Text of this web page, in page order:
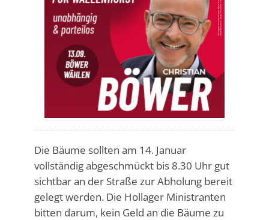
Die Bäume sollten am 14. Januar
vollständig abgeschmückt bis 8.30 Uhr gut
sichtbar an der Straße zur Abholung bereit
gelegt werden. Die Hollager Ministranten
bitten darum, kein Geld an die Bäume zu